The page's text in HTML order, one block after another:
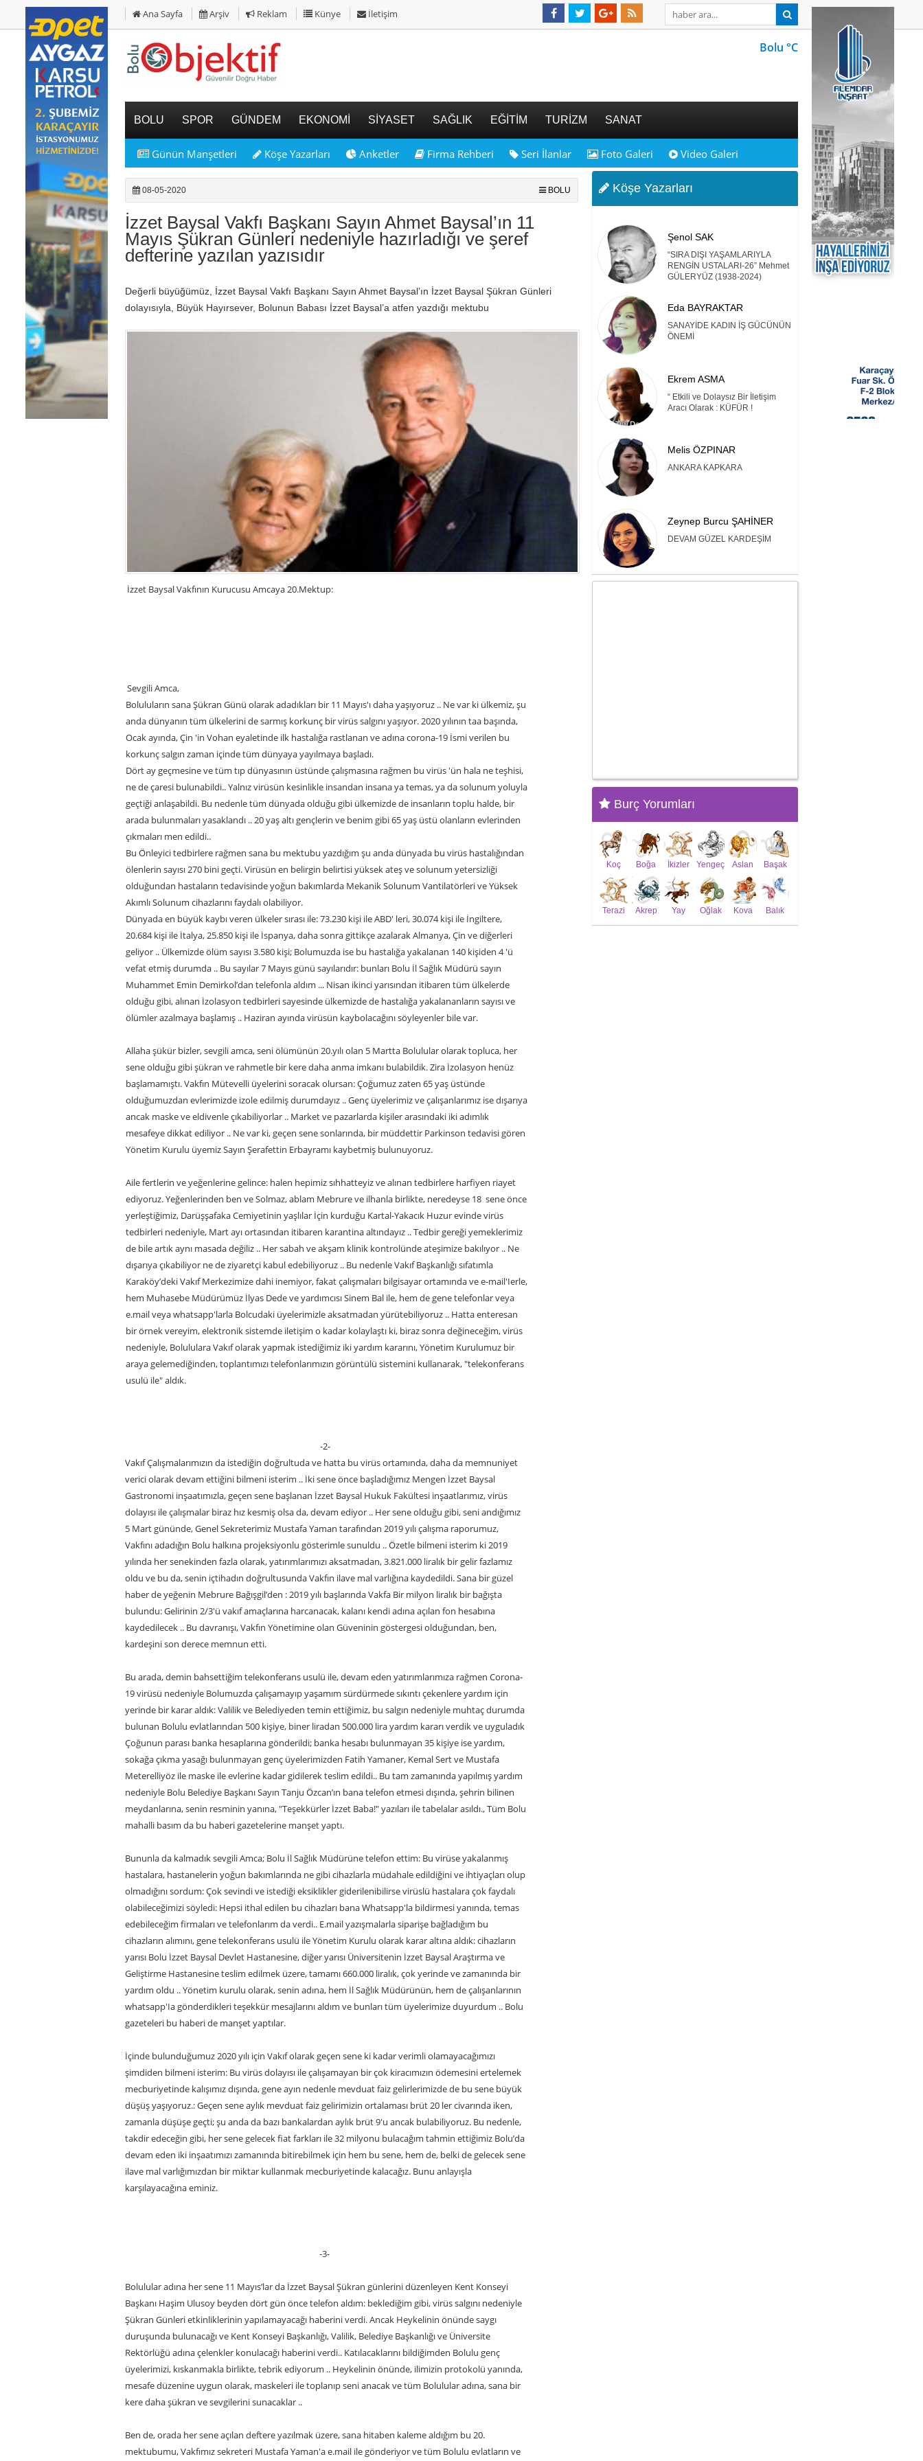
Ana Sayfa Arşiv Reklam Künye İletişim
Bolu °C
BOLU SPOR GÜNDEM EKONOMİ SİYASET SAĞLIK EĞİTİM TURİZM SANAT
Günün Manşetleri Köşe Yazarları Anketler Firma Rehberi Seri İlanlar Foto Galeri Video Galeri
08-05-2020 BOLU
İzzet Baysal Vakfı Başkanı Sayın Ahmet Baysal’ın 11
Mayıs Şükran Günleri nedeniyle hazırladığı ve şeref
defterine yazılan yazısıdır
Değerli büyüğümüz, İzzet Baysal Vakfı Başkanı Sayın Ahmet Baysal’ın İzzet Baysal Şükran Günleri
dolayısıyla, Büyük Hayırsever, Bolunun Babası İzzet Baysal’a atfen yazdığı mektubu
İzzet Baysal Vakfının Kurucusu Amcaya 20.Mektup:
Sevgili Amca,
Boluluların sana Şükran Günü olarak adadıkları bir 11 Mayıs'ı daha yaşıyoruz .. Ne var ki ülkemiz, şu
anda dünyanın tüm ülkelerini de sarmış korkunç bir virüs salgını yaşıyor. 2020 yılının taa başında,
Ocak ayında, Çin 'in Vohan eyaletinde ilk hastalığa rastlanan ve adına corona-19 İsmi verilen bu
korkunç salgın zaman içinde tüm dünyaya yayılmaya başladı.
Dört ay geçmesine ve tüm tıp dünyasının üstünde çalışmasına rağmen bu virüs 'ün hala ne teşhisi,
ne de çaresi bulunabildi.. Yalnız virüsün kesinlikle insandan insana ya temas, ya da solunum yoluyla
geçtiği anlaşabildi. Bu nedenle tüm dünyada olduğu gibi ülkemizde de insanların toplu halde, bir
arada bulunmaları yasaklandı .. 20 yaş altı gençlerin ve benim gibi 65 yaş üstü olanların evlerinden
çıkmaları men edildi..
Bu Önleyici tedbirlere rağmen sana bu mektubu yazdığım şu anda dünyada bu virüs hastalığından
ölenlerin sayısı 270 bini geçti. Virüsün en belirgin belirtisi yüksek ateş ve solunum yetersizliği
olduğundan hastaların tedavisinde yoğun bakımlarda Mekanik Solunum Vantilatörleri ve Yüksek
Akımlı Solunum cihazlarını faydalı olabiliyor.
Dünyada en büyük kaybı veren ülkeler sırası ile: 73.230 kişi ile ABD' leri, 30.074 kişi ile İngiltere,
20.684 kişi ile İtalya, 25.850 kişi ile İspanya, daha sonra gittikçe azalarak Almanya, Çin ve diğerleri
geliyor .. Ülkemizde ölüm sayısı 3.580 kişi; Bolumuzda ise bu hastalığa yakalanan 140 kişiden 4 'ü
vefat etmiş durumda .. Bu sayılar 7 Mayıs günü sayılarıdır: bunları Bolu İl Sağlık Müdürü sayın
Muhammet Emin Demirkol’dan telefonla aldım ... Nisan ikinci yarısından itibaren tüm ülkelerde
olduğu gibi, alınan İzolasyon tedbirleri sayesinde ülkemizde de hastalığa yakalananların sayısı ve
ölümler azalmaya başlamış .. Haziran ayında virüsün kaybolacağını söyleyenler bile var.
Allaha şükür bizler, sevgili amca, seni ölümünün 20.yılı olan 5 Martta Bolulular olarak topluca, her
sene olduğu gibi şükran ve rahmetle bir kere daha anma imkanı bulabildik. Zira İzolasyon henüz
başlamamıştı. Vakfın Mütevelli üyelerini soracak olursan: Çoğumuz zaten 65 yaş üstünde
olduğumuzdan evlerimizde izole edilmiş durumdayız .. Genç üyelerimiz ve çalışanlarımız ise dışarıya
ancak maske ve eldivenle çıkabiliyorlar .. Market ve pazarlarda kişiler arasındaki iki adımlık
mesafeye dikkat ediliyor .. Ne var ki, geçen sene sonlarında, bir müddettir Parkinson tedavisi gören
Yönetim Kurulu üyemiz Sayın Şerafettin Erbayramı kaybetmiş bulunuyoruz.
Aile fertlerin ve yeğenlerine gelince: halen hepimiz sıhhatteyiz ve alınan tedbirlere harfiyen riayet
ediyoruz. Yeğenlerinden ben ve Solmaz, ablam Mebrure ve ilhanla birlikte, neredeyse 18 sene önce
yerleştiğimiz, Darüşşafaka Cemiyetinin yaşlılar İçin kurduğu Kartal-Yakacık Huzur evinde virüs
tedbirleri nedeniyle, Mart ayı ortasından itibaren karantina altındayız .. Tedbir gereği yemeklerimiz
de bile artık aynı masada değiliz .. Her sabah ve akşam klinik kontrolünde ateşimize bakılıyor .. Ne
dışarıya çıkabiliyor ne de ziyaretçi kabul edebiliyoruz .. Bu nedenle Vakıf Başkanlığı sıfatımla
Karaköy’deki Vakıf Merkezimize dahi inemiyor, fakat çalışmaları bilgisayar ortamında ve e-mail'Ierle,
hem Muhasebe Müdürümüz İlyas Dede ve yardımcısı Sinem Bal ile, hem de gene telefonlar veya
e.mail veya whatsapp'larla Bolcudaki üyelerimizle aksatmadan yürütebiliyoruz .. Hatta enteresan
bir örnek vereyim, elektronik sistemde iletişim o kadar kolaylaştı ki, biraz sonra değineceğim, virüs
nedeniyle, Bolululara Vakıf olarak yapmak istediğimiz iki yardım kararını, Yönetim Kurulumuz bir
araya gelemediğinden, toplantımızı telefonlarımızın görüntülü sistemini kullanarak, "telekonferans
usulü ile" aldık.
-2-
Vakıf Çalışmalarımızın da istediğin doğrultuda ve hatta bu virüs ortamında, daha da memnuniyet
verici olarak devam ettiğini bilmeni isterim .. İki sene önce başladığımız Mengen İzzet Baysal
Gastronomi inşaatımızla, geçen sene başlanan İzzet Baysal Hukuk Fakültesi inşaatlarımız, virüs
dolayısı ile çalışmalar biraz hız kesmiş olsa da, devam ediyor .. Her sene olduğu gibi, seni andığımız
5 Mart gününde, Genel Sekreterimiz Mustafa Yaman tarafından 2019 yılı çalışma raporumuz,
Vakfını adadığın Bolu halkına projeksiyonlu gösterimle sunuldu .. Özetle bilmeni isterim ki 2019
yılında her senekinden fazla olarak, yatırımlarımızı aksatmadan, 3.821.000 liralık bir gelir fazlamız
oldu ve bu da, senin içtihadın doğrultusunda Vakfın ilave mal varlığına kaydedildi. Sana bir güzel
haber de yeğenin Mebrure Bağışgil’den : 2019 yılı başlarında Vakfa Bir milyon liralık bir bağışta
bulundu: Gelirinin 2/3'ü vakıf amaçlarına harcanacak, kalanı kendi adına açılan fon hesabına
kaydedilecek .. Bu davranışı, Vakfın Yönetimine olan Güveninin göstergesi olduğundan, ben,
kardeşini son derece memnun etti.
Bu arada, demin bahsettiğim telekonferans usulü ile, devam eden yatırımlarımıza rağmen Corona-
19 virüsü nedeniyle Bolumuzda çalışamayıp yaşamım sürdürmede sıkıntı çekenlere yardım için
yerinde bir karar aldık: Valilik ve Belediyeden temin ettiğimiz, bu salgın nedeniyle muhtaç durumda
bulunan Bolulu evlatlarından 500 kişiye, biner liradan 500.000 lira yardım kararı verdik ve uyguladık
Çoğunun parası banka hesaplarına gönderildi; banka hesabı bulunmayan 35 kişiye ise yardım,
sokağa çıkma yasağı bulunmayan genç üyelerimizden Fatih Yamaner, Kemal Sert ve Mustafa
Meterelliyöz ile maske ile evlerine kadar gidilerek teslim edildi.. Bu tam zamanında yapılmış yardım
nedeniyle Bolu Belediye Başkanı Sayın Tanju Özcan’ın bana telefon etmesi dışında, şehrin bilinen
meydanlarına, senin resminin yanına, "Teşekkürler İzzet Baba!" yazıları ile tabelalar asıldı., Tüm Bolu
mahalli basım da bu haberi gazetelerine manşet yaptı.
Bununla da kalmadık sevgili Amca; Bolu İl Sağlık Müdürüne telefon ettim: Bu virüse yakalanmış
hastalara, hastanelerin yoğun bakımlarında ne gibi cihazlarla müdahale edildiğini ve ihtiyaçları olup
olmadığını sordum: Çok sevindi ve istediği eksiklikler giderilenibilirse virüslü hastalara çok faydalı
olabileceğimizi söyledi: Hepsi ithal edilen bu cihazları bana Whatsapp'la bildirmesi yanında, temas
edebileceğim firmaları ve telefonlarım da verdi.. E.mail yazışmalarla siparişe bağladığım bu
cihazların alımını, gene telekonferans usulü ile Yönetim Kurulu olarak karar altına aldık: cihazların
yarısı Bolu İzzet Baysal Devlet Hastanesine, diğer yarısı Üniversitenin İzzet Baysal Araştırma ve
Geliştirme Hastanesine teslim edilmek üzere, tamamı 660.000 liralık, çok yerinde ve zamanında bir
yardım oldu .. Yönetim kurulu olarak, senin adına, hem İl Sağlık Müdürünün, hem de çalışanlarının
whatsapp'Ia gönderdikleri teşekkür mesajlarını aldım ve bunları tüm üyelerimize duyurdum .. Bolu
gazeteleri bu haberi de manşet yaptılar.
İçinde bulunduğumuz 2020 yılı için Vakıf olarak geçen sene ki kadar verimli olamayacağımızı
şimdiden bilmeni isterim: Bu virüs dolayısı ile çalışamayan bir çok kiracımızın ödemesini ertelemek
mecburiyetinde kalışımız dışında, gene ayın nedenle mevduat faiz gelirlerimizde de bu sene büyük
düşüş yaşıyoruz.: Geçen sene aylık mevduat faiz gelirimizin ortalaması brüt 20 ler civarında iken,
zamanla düşüşe geçti; şu anda da bazı bankalardan aylık brüt 9'u ancak bulabiliyoruz. Bu nedenle,
takdir edeceğin gibi, her sene gelecek fiat farkları ile 32 milyonu bulacağım tahmin ettiğimiz Bolu’da
devam eden iki inşaatımızı zamanında bitirebilmek için hem bu sene, hem de, belki de gelecek sene
ilave mal varlığımızdan bir miktar kullanmak mecburiyetinde kalacağız. Bunu anlayışla
karşılayacağına eminiz.
-3-
Bolulular adına her sene 11 Mayıs’lar da İzzet Baysal Şükran günlerini düzenleyen Kent Konseyi
Başkanı Haşim Ulusoy beyden dört gün önce telefon aldım: beklediğim gibi, virüs salgını nedeniyle
Şükran Günleri etkinliklerinin yapılamayacağı haberini verdi. Ancak Heykelinin önünde saygı
duruşunda bulunacağı ve Kent Konseyi Başkanlığı, Valilik, Belediye Başkanlığı ve Üniversite
Rektörlüğü adına çelenkler konulacağı haberini verdi.. Katılacaklarını bildiğimden Bolulu genç
üyelerimizi, kıskanmakla birlikte, tebrik ediyorum .. Heykelinin önünde, ilimizin protokolü yanında,
mesafe düzenine uygun olarak, maskeleri ile toplanıp seni anacak ve tüm Bolulular adına, sana bir
kere daha şükran ve sevgilerini sunacaklar ..
Ben de, orada her sene açılan deftere yazılmak üzere, sana hitaben kaleme aldığım bu 20.
mektubumu, Vakfımız sekreteri Mustafa Yaman'a e.mail ile gönderiyor ve tüm Bolulu evlatların ve
Köşe Yazarları
Şenol SAK
“SIRA DIŞI YAŞAMLARIYLA
RENGİN USTALARI-26” Mehmet
GÜLERYÜZ (1938-2024)
Eda BAYRAKTAR
SANAYİDE KADIN İŞ GÜCÜNÜN
ÖNEMİ
Ekrem ASMA
“ Etkili ve Dolaysız Bir İletişim
Aracı Olarak : KÜFÜR !
Melis ÖZPINAR
ANKARA KAPKARA
Zeynep Burcu ŞAHİNER
DEVAM GÜZEL KARDEŞİM
Burç Yorumları
Koç Boğa İkizler Yengeç Aslan Başak
Terazi Akrep Yay Oğlak Kova Balık